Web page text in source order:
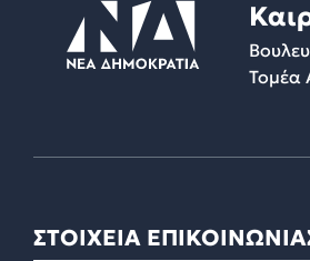
Τομέα
ΣΤΟΙΧΕΙΑ